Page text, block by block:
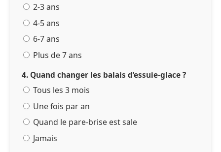
2-3 ans
4-5 ans
6-7 ans
Plus de 7 ans
4. Quand changer les balais d’essuie-glace ?
Tous les 3 mois
Une fois par an
Quand le pare-brise est sale
Jamais